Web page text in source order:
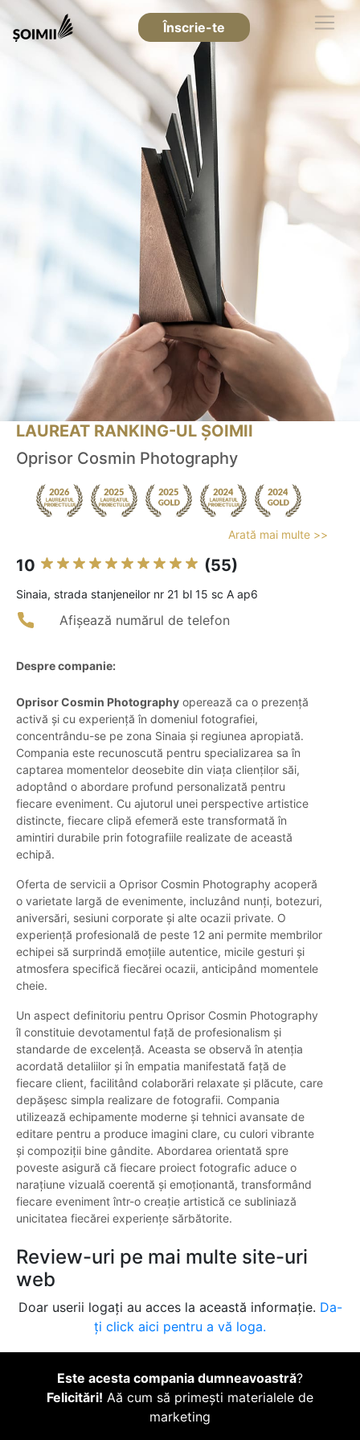
Înscrie-te
LAUREAT RANKING-UL ȘOIMII
Oprisor Cosmin Photography
Arată mai multe >>
10 (55)
Sinaia, strada stanjeneilor nr 21 bl 15 sc A ap6
Afișează numărul de telefon
Despre companie:
Oprisor Cosmin Photography operează ca o prezență
activă și cu experiență în domeniul fotografiei,
concentrându-se pe zona Sinaia și regiunea apropiată.
Compania este recunoscută pentru specializarea sa în
captarea momentelor deosebite din viața clienților săi,
adoptând o abordare profund personalizată pentru
fiecare eveniment. Cu ajutorul unei perspective artistice
distincte, fiecare clipă efemeră este transformată în
amintiri durabile prin fotografiile realizate de această
echipă.
Oferta de servicii a Oprisor Cosmin Photography acoperă
o varietate largă de evenimente, incluzând nunți, botezuri,
aniversări, sesiuni corporate și alte ocazii private. O
experiență profesională de peste 12 ani permite membrilor
echipei să surprindă emoțiile autentice, micile gesturi și
atmosfera specifică fiecărei ocazii, anticipând momentele
cheie.
Un aspect definitoriu pentru Oprisor Cosmin Photography
îl constituie devotamentul față de profesionalism și
standarde de excelență. Aceasta se observă în atenția
acordată detaliilor și în empatia manifestată față de
fiecare client, facilitând colaborări relaxate și plăcute, care
depășesc simpla realizare de fotografii. Compania
utilizează echipamente moderne și tehnici avansate de
editare pentru a produce imagini clare, cu culori vibrante
și compoziții bine gândite. Abordarea orientată spre
poveste asigură că fiecare proiect fotografic aduce o
narațiune vizuală coerentă și emoționantă, transformând
fiecare eveniment într-o creație artistică ce subliniază
unicitatea fiecărei experiențe sărbătorite.
Review-uri pe mai multe site-uri
web
Doar userii logați au acces la această informație. Da-
ți click aici pentru a vă loga.
Este acesta compania dumneavoastră?
Felicitări! Aă cum să primești materialele de
marketing